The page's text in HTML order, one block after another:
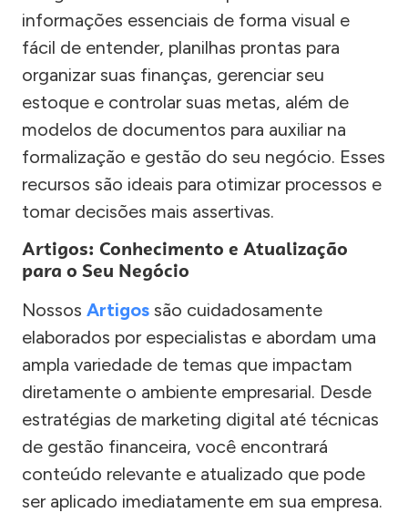
informações essenciais de forma visual e
fácil de entender, planilhas prontas para
organizar suas finanças, gerenciar seu
estoque e controlar suas metas, além de
modelos de documentos para auxiliar na
formalização e gestão do seu negócio. Esses
recursos são ideais para otimizar processos e
tomar decisões mais assertivas.
Artigos: Conhecimento e Atualização
para o Seu Negócio
Nossos Artigos são cuidadosamente
elaborados por especialistas e abordam uma
ampla variedade de temas que impactam
diretamente o ambiente empresarial. Desde
estratégias de marketing digital até técnicas
de gestão financeira, você encontrará
conteúdo relevante e atualizado que pode
ser aplicado imediatamente em sua empresa.